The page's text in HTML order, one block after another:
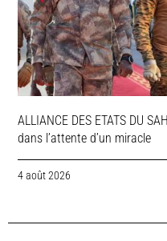
ALLIANCE DES ETATS DU
dans l’attente d’un miracle
4 août 2026